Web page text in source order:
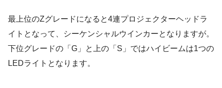
最上位のZグレードになると4連プロジェクターヘッドラ
イトとなって、シーケンシャルウインカーとなりますが。
下位グレードの「G」と上の「S」ではハイビームは1つの
LEDライトとなります。